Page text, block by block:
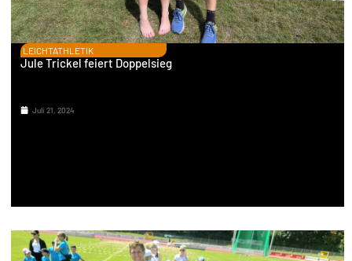
LEICHTATHLETIK
Jule Trickel feiert Doppelsieg
Juli 21, 2024